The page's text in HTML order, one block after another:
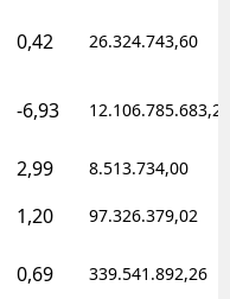
0,42 26.324.743,60
-6,93 12.106.785.683,20
2,99 8.513.734,00
1,20 97.326.379,02
0,69 339.541.892,26